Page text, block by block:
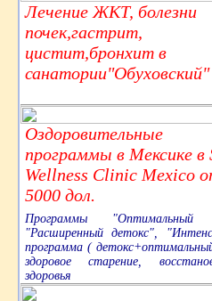
Лечение ЖКТ, болезни
почек,гастрит,
цистит,бронхит в
санатории"Обуховский"
Оздоровительные
программы в Мексике в
Wellness Clinic Mexico
5000 дол.
Программы "Оптимальный
"Расширенный детокс",
программа (
здоровое старение,
здоровья